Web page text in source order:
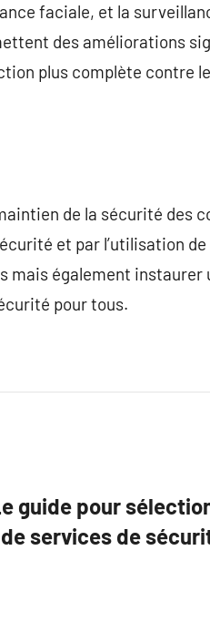
faciale, et la
des améliorations
plus complète contre
de la sécurité des
et par l’utilisation
également instaurer
pour tous.
guide pour
de services de